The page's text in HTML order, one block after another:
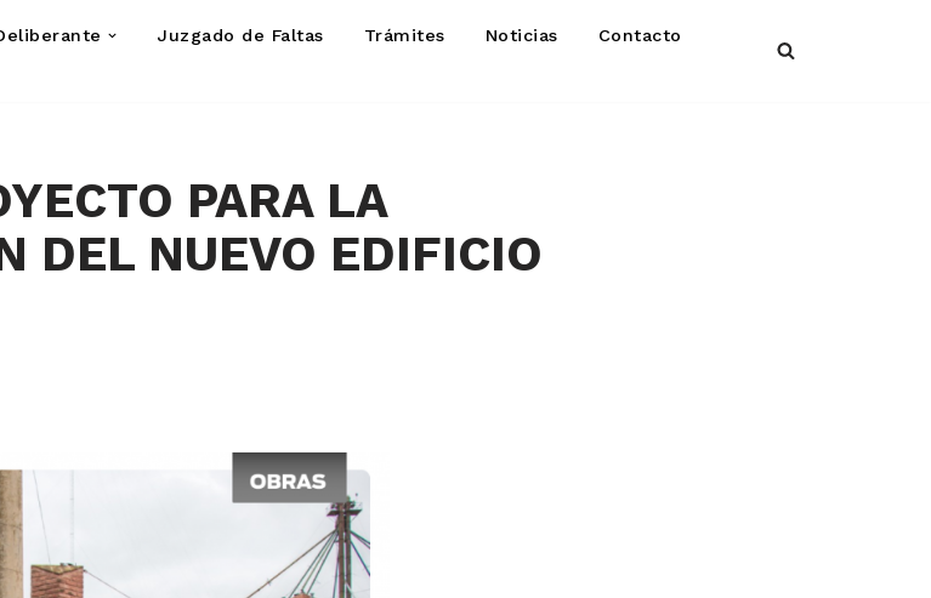
Juzgado de Faltas Trámites Noticias
Contacto
PARA LA
DEL NUEVO EDIFICIO